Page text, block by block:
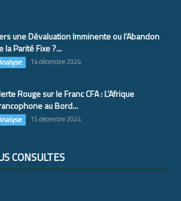
une Dévaluation Imminente ou l’Abandon
la Parité Fixe ?...
14 décembre 2024
Rouge sur le Franc CFA : L’Afrique
au Bord...
15 décembre 2024
CONSULTÉS